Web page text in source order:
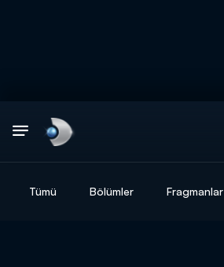
Tümü Bölümler Fragmanlar